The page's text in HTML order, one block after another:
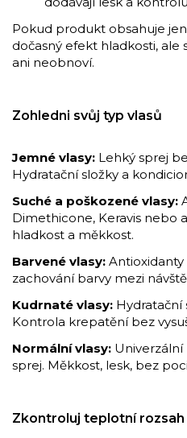
Pokud produkt obsahuje
dočasný efekt hladkosti,
ani neobnoví.
Zohledni svůj typ vlasů
Jemné vlasy: Lehký sprej
Hydratační složky a
Suché a poškozené vlasy:
Dimethicone, Keravis nebo
hladkost a měkkost.
Barvené vlasy:
zachování barvy mezi
Kudrnaté vlasy: Hydratační
Kontrola krepatění bez
Normální vlasy:
sprej. Měkkost, lesk, bez
Zkontroluj teplotní rozsah